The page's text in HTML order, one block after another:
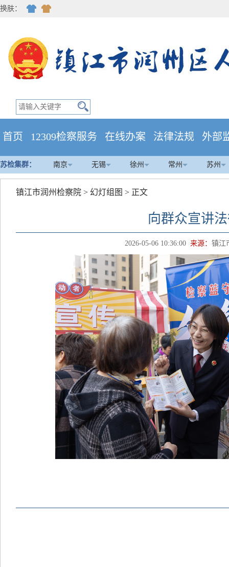
换肤：
首页 12309检察服务 在线办案 法律法规 外部
苏检集群： 南京 无锡 徐州 常州 苏州
镇江市润州检察院 > 幻灯组图 > 正文
向群众宣讲
2026-05-06 10:36:00 来源： 镇江